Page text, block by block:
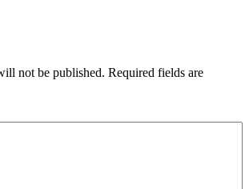
not be published. Required fields are